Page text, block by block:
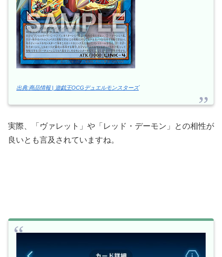
出典:商品情報 | 遊戯王OCGデュエルモンスターズ
実際、「ヴァレット」や「レッド・デーモン」との相性が
良いとも言及されていますね。